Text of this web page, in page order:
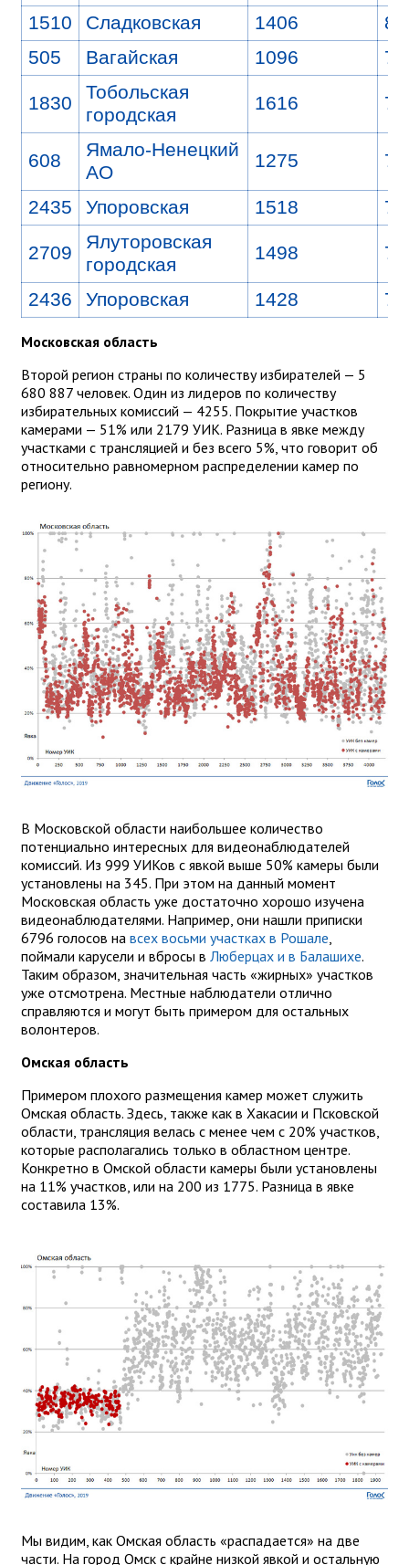
1510
Сладковская 1406
505
Вагайская 1096
1830
Тобольская
городская
1616
608
Ямало-Ненецкий
АО
1275
2435 Упоровская 1518
2709
Ялуторовская
городская
1498
2436 Упоровская 1428
Московская область
Второй регион страны по количеству избирателей — 5
680 887 человек. Один из лидеров по количеству
избирательных комиссий — 4255. Покрытие участков
камерами — 51% или 2179 УИК. Разница в явке между
участками с трансляцией и без всего 5%, что говорит об
относительно равномерном распределении камер по
региону.
В Московской области наибольшее количество
потенциально интересных для видеонаблюдателей
комиссий. Из 999 УИКов с явкой выше 50% камеры были
установлены на 345. При этом на данный момент
Московская область уже достаточно хорошо изучена
видеонаблюдателями. Например, они нашли приписки
6796 голосов на всех восьми участках в Рошале
поймали карусели и вбросы в Люберцах и в Балашихе.
Таким образом, значительная часть «жирных» участков
уже отсмотрена. Местные наблюдатели отлично
справляются и могут быть примером для остальных
волонтеров.
Омская область
Примером плохого размещения камер может служить
Омская область. Здесь, также как в Хакасии и Псковской
области, трансляция велась с менее чем с 20% участков,
которые располагались только в областном центре.
Конкретно в Омской области камеры были установлены
на 11% участков, или на 200 из 1775. Разница в явке
составила 13%.
Мы видим, как Омская область «распадается» на две
части. На город Омск с крайне низкой явкой и остальную